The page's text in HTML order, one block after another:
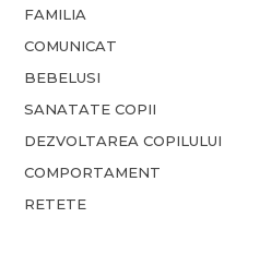
FAMILIA
COMUNICAT
BEBELUSI
SANATATE COPII
DEZVOLTAREA COPILULUI
COMPORTAMENT
RETETE